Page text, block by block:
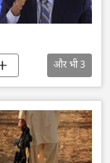
और भी3